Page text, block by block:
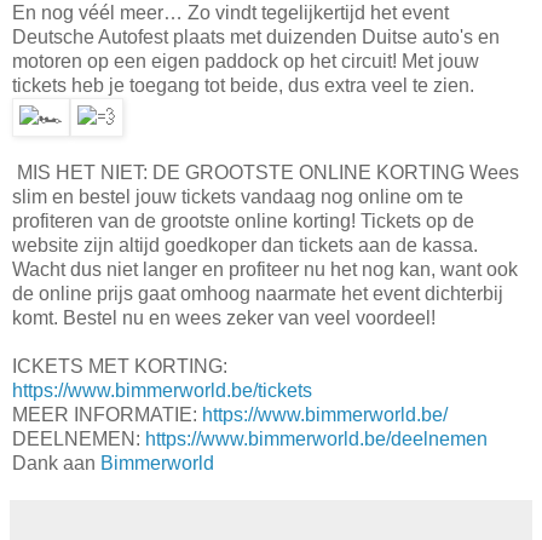
En nog véél meer… Zo vindt tegelijkertijd het event
Deutsche Autofest plaats met duizenden Duitse auto's en
motoren op een eigen paddock op het circuit! Met jouw
tickets heb je toegang tot beide, dus extra veel te zien.
MIS HET NIET: DE GROOTSTE ONLINE KORTING Wees
slim en bestel jouw tickets vandaag nog online om te
profiteren van de grootste online korting! Tickets op de
website zijn altijd goedkoper dan tickets aan de kassa.
Wacht dus niet langer en profiteer nu het nog kan, want ook
de online prijs gaat omhoog naarmate het event dichterbij
komt. Bestel nu en wees zeker van veel voordeel!
ICKETS MET KORTING:
https://www.bimmerworld.be/tickets
MEER INFORMATIE: https://www.bimmerworld.be/
DEELNEMEN: https://www.bimmerworld.be/deelnemen
Dank aan Bimmerworld